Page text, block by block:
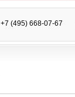
+7 (495) 668-07-67